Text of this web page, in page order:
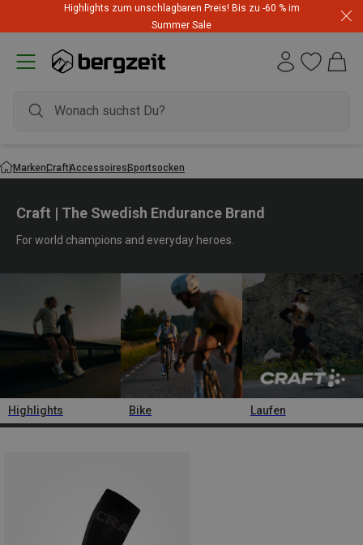
Highlights zum unschlagbaren Preis! Bis zu -60 % im
Summer Sale
MarkenCraftAccessoiresSportsocken
Craft | The Swedish Endurance Brand
For world champions and everyday heroes.
Highlights Bike Laufen